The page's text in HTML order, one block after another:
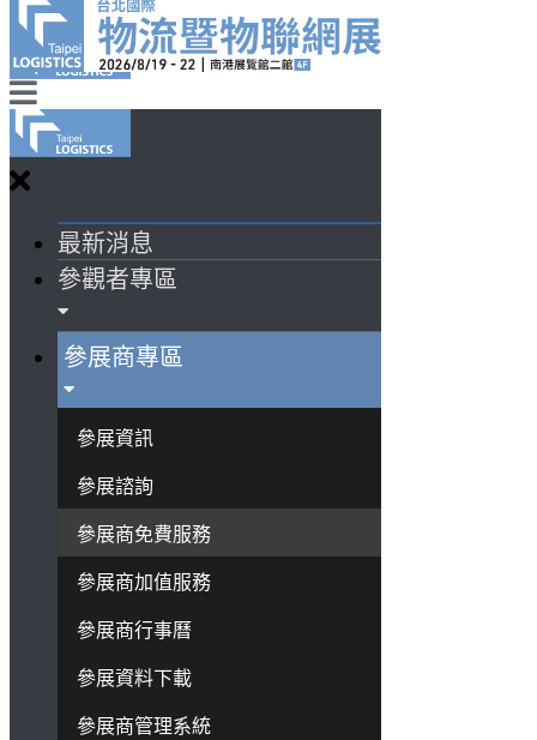
最新消息
參觀者專區
參展商專區
參展資訊
參展諮詢
參展商免費服務
參展商加值服務
參展商行事曆
參展資料下載
參展商管理系統